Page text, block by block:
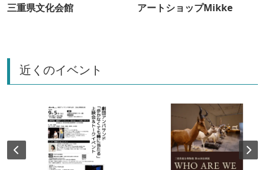
三重県文化会館
アートショップMikke
近くのイベント